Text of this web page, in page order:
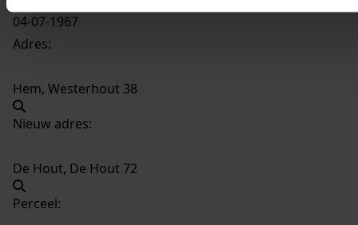
04-07-1967
Adres:
Hem, Westerhout 38
Nieuw adres:
De Hout, De Hout 72
Perceel: